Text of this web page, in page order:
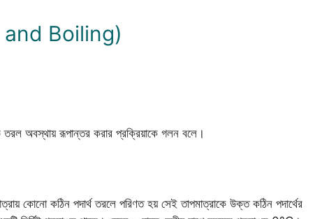
and Boiling)
তরল অবস্থায় রূপান্তর করার প্রক্রিয়াকে গলন বলে।
কোনো কঠিন পদার্থ তরলে পরিণত হয় সেই তাপমাত্রাকে উক্ত কঠিন পদার্থের